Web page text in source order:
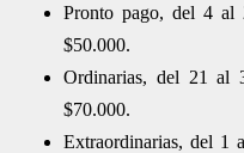
Pronto pago, del 4 al
$50.000.
Ordinarias, del 21 al
$70.000.
Extraordinarias, del 1